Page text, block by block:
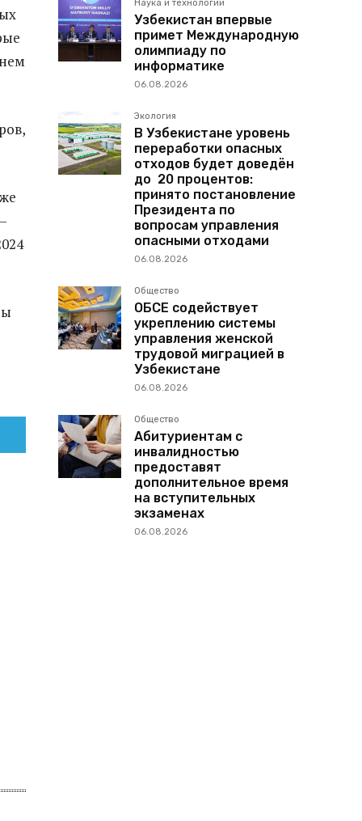
Наука и технологии
Узбекистан впервые
примет Международную
олимпиаду по
информатике
06.08.2026
Экология
В Узбекистане уровень
переработки опасных
отходов будет доведён
до 20 процентов:
принято постановление
Президента по
вопросам управления
опасными отходами
06.08.2026
Общество
ОБСЕ содействует
укреплению системы
управления женской
трудовой миграцией в
Узбекистане
06.08.2026
Общество
Абитуриентам с
инвалидностью
предоставят
дополнительное время
на вступительных
экзаменах
06.08.2026